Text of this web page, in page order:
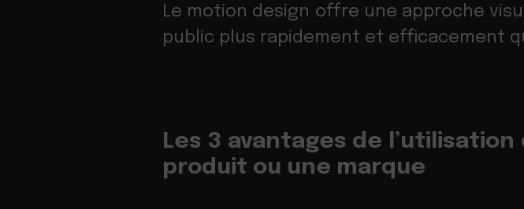
Le motion design offre une approche
public plus rapidement et efficacement
Les 3 avantages de
produit ou une marque